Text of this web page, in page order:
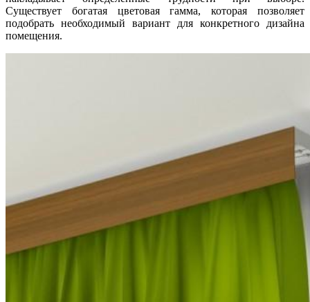
Существует богатая цветовая гамма, которая позволяет
подобрать необходимый вариант для конкретного дизайна
помещения.